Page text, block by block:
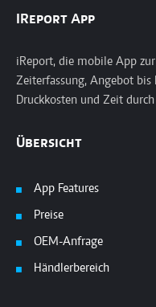
IReport App
iReport, die mobile App
Zeiterfassung, Angebot bis
Druckkosten und Zeit
Übersicht
App Features
Preise
OEM-Anfrage
Händlerbereich